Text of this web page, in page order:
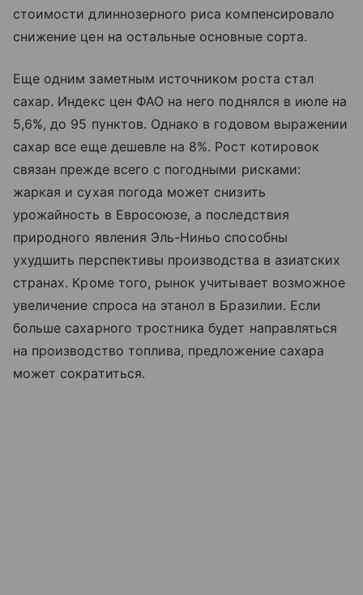
стоимости длиннозерного риса компенсировало
снижение цен на остальные основные сорта.
Еще одним заметным источником роста стал
сахар. Индекс цен ФАО на него поднялся в июле на
5,6%, до 95 пунктов. Однако в годовом выражении
сахар все еще дешевле на 8%. Рост котировок
связан прежде всего с погодными рисками:
жаркая и сухая погода может снизить
урожайность в Евросоюзе, а последствия
природного явления Эль-Ниньо способны
ухудшить перспективы производства в азиатских
странах. Кроме того, рынок учитывает возможное
увеличение спроса на этанол в Бразилии. Если
больше сахарного тростника будет направляться
на производство топлива, предложение сахара
может сократиться.